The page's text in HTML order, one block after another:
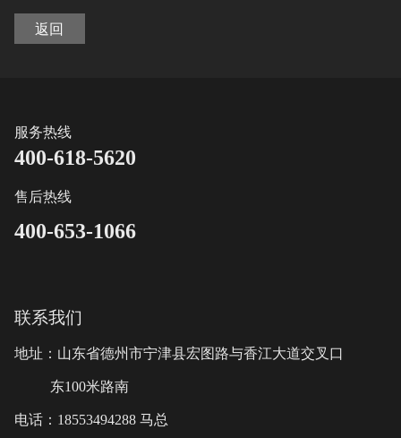
返回
服务热线
400-618-5620
售后热线
400-653-1066
联系我们
地址：山东省德州市宁津县宏图路与香江大道交叉口
东100米路南
电话：18553494288 马总